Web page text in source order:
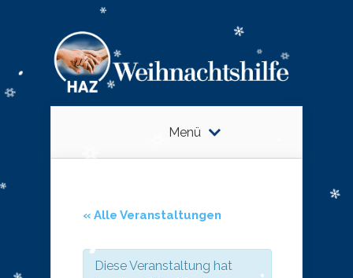
Menü
« Alle Veranstaltungen
Diese Veranstaltung hat